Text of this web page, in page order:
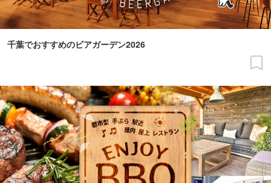
千葉でおすすめのビアガーデン2026